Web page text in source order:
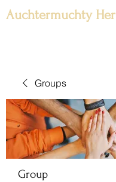
Auchtermuchty
Groups
Group